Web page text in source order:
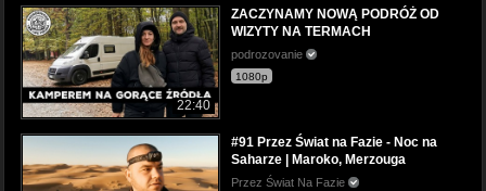
22:40
ZACZYNAMY NOWĄ PODRÓŻ OD
WIZYTY NA TERMACH
podrozovanie
1080p
#91 Przez Świat na Fazie - Noc na
Saharze | Maroko, Merzouga
Przez Świat Na Fazie